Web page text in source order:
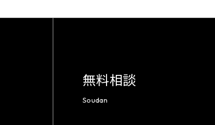
無料相談
Soudan